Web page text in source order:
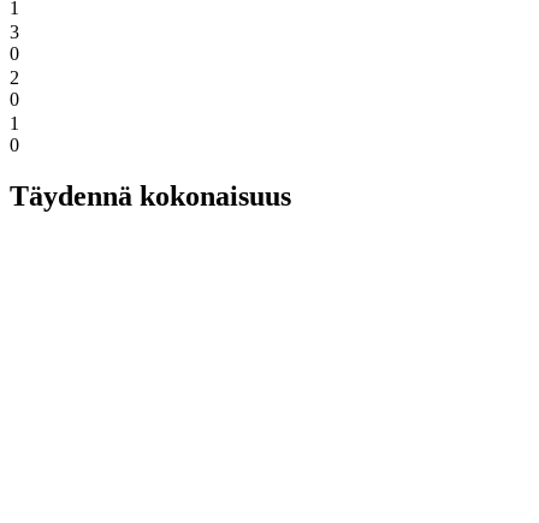
1
3
0
2
0
1
0
Täydennä kokonaisuus